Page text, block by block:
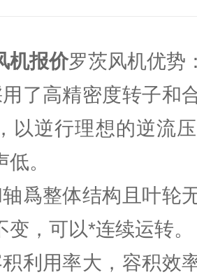
机报价罗茨风机优势
了高精密度转子和
以逆行理想的逆流
。
爲整体结构且叶轮
变，可以*连续运转。
利用率大，容积效